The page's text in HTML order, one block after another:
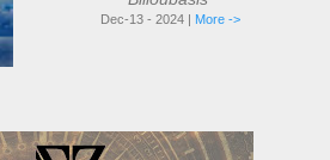
Dec-13 - 2024 | More ->